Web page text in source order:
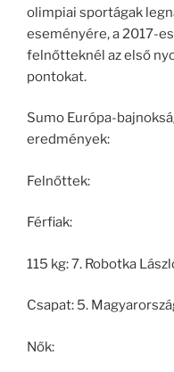
olimpiai sportágak
eseményére, a 2017-
felnőtteknél az első
pontokat.
Sumo Európa-
eredmények:
Felnőttek:
Férfiak:
115 kg: 7. Robotka
Csapat: 5.
Nők: